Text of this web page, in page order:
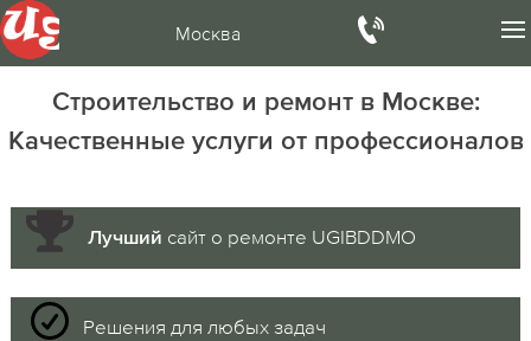
Москва
Строительство и ремонт в Москве:
Качественные услуги от профессионалов
Лучший сайт о ремонте UGIBDDMO
Решения для любых задач